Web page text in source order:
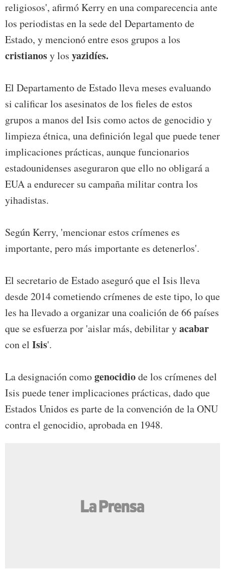
religiosos', afirmó Kerry en una comparecencia ante
los periodistas en la sede del Departamento de
Estado, y mencionó entre esos grupos a los
cristianosy los yazidíes.
El Departamento de Estado lleva meses evaluando
si calificar los asesinatos de los fieles de estos
grupos a manos del Isis como actos de genocidio y
limpieza étnica, una definición legal que puede tener
implicaciones prácticas, aunque funcionarios
estadounidenses aseguraron que ello no obligará a
EUA a endurecer su campaña militar contra los
yihadistas.
Según Kerry, 'mencionar estos crímenes es
importante, pero más importante es detenerlos'.
El secretario de Estado aseguró que el Isis lleva
desde 2014 cometiendo crímenes de este tipo, lo que
les ha llevado a organizar una coalición de 66 países
que se esfuerza por 'aislar más, debilitar yacabar
con el Isis'.
La designación comogenocidiode los crímenes del
Isis puede tener implicaciones prácticas, dado que
Estados Unidos es parte de la convención de la ONU
contra el genocidio, aprobada en 1948.